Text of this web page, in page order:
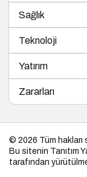
Sağlık
Teknoloji
Yatırım
Zararları
© 2026 Tüm hakları
Bu sitenin Tanıtım
tarafından